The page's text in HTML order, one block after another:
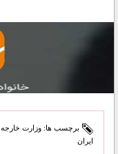
برچسب ها: وزارت خارجه
ایران